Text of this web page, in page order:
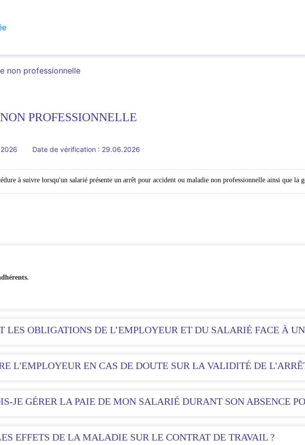
non professionnelle
PROFESSIONNELLE
Date de vérification : 29.06.2026
à suivre lorsqu'un salarié présente un arrêt pour accident ou maladie non professionnelle ainsi que la
LES OBLIGATIONS DE L’EMPLOYEUR ET DU SALARIÉ FACE À
L'EMPLOYEUR EN CAS DE DOUTE SUR LA VALIDITÉ DE
JE GÉRER LA PAIE DE MON SALARIÉ DURANT SON ABSENCE
EFFETS DE LA MALADIE SUR LE CONTRAT DE TRAVAIL ?